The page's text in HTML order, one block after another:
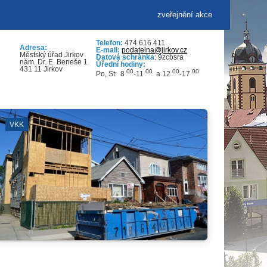
zveřejnění akce
Adresa:
Městský úřad Jirkov
nám. Dr. E. Beneše 1
431 11 Jirkov
Telefon: 474 616 411
E-mail: podatelna@jirkov.cz
Datová schránka: 9zcbsra
Úřední hodiny:
Po, St: 8 00-11 00 a 12 00-17 00
MĚSTSKÁ VĚŽ A SKLEPY